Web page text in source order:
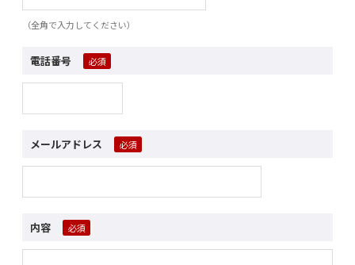
（全角で入力してください）
電話番号
メールアドレス
内容